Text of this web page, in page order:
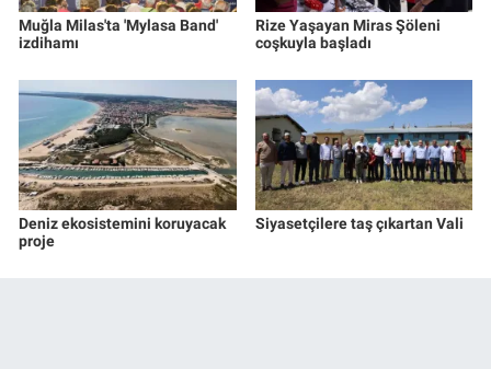
Muğla Milas'ta 'Mylasa Band'
izdihamı
Rize Yaşayan Miras Şöleni
coşkuyla başladı
Deniz ekosistemini koruyacak
proje
Siyasetçilere taş çıkartan Vali